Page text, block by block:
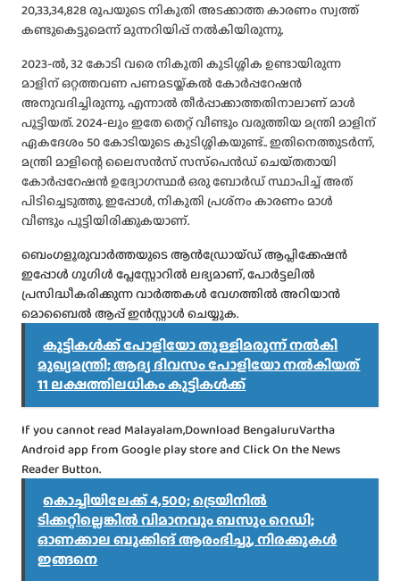
20,33,34,828 രൂപയുടെ നികുതി അടക്കാത്ത കാരണം സ്വത്ത്
കണ്ടുകെട്ടുമെന്ന് മുന്നറിയിപ്പ് നൽകിയിരുന്നു.
2023-ൽ, 32 കോടി വരെ നികുതി കുടിശ്ശിക ഉണ്ടായിരുന്ന
മാളിന് ഒറ്റത്തവണ പണമടയ്ക്കൽ കോർപ്പറേഷൻ
അനുവദിച്ചിരുന്നു. എന്നാൽ തീർപ്പാക്കാത്തതിനാലാണ് മാൾ
പൂട്ടിയത്. 2024-ലും ഇതേ തെറ്റ് വീണ്ടും വരുത്തിയ മന്ത്രി മാളിന്
ഏകദേശം 50 കോടിയുടെ കുടിശ്ശികയുണ്ട്.. ഇതിനെത്തുടർന്ന്,
മന്ത്രി മാളിന്റെ ലൈസൻസ് സസ്‌പെൻഡ് ചെയ്‌തതായി
കോർപ്പറേഷൻ ഉദ്യോഗസ്ഥർ ഒരു ബോർഡ് സ്ഥാപിച്ച് അത്
പിടിച്ചെടുത്തു. ഇപ്പോൾ, നികുതി പ്രശ്‌നം കാരണം മാൾ
വീണ്ടും പൂട്ടിയിരിക്കുകയാണ്.
ബെംഗളൂരുവാർത്തയുടെ ആൻഡ്രോയ്ഡ് ആപ്ലിക്കേഷൻ
ഇപ്പോൾ ഗൂഗിൾ പ്ലേസ്റ്റോറിൽ ലഭ്യമാണ്, പോർട്ടലിൽ
പ്രസിദ്ധീകരിക്കുന്ന വാർത്തകൾ വേഗത്തിൽ അറിയാൻ
മൊബൈൽ ആപ്പ് ഇൻസ്റ്റാൾ ചെയ്യുക.
കുട്ടികൾക്ക് പോളിയോ തുള്ളിമരുന്ന് നൽകി
മുഖ്യമന്ത്രി; ആദ്യ ദിവസം പോളിയോ നൽകിയത്
11 ലക്ഷത്തിലധികം കുട്ടികൾക്ക്
If you cannot read Malayalam,Download BengaluruVartha
Android app from Google play store and Click On the News
Reader Button.
കൊച്ചിയിലേക്ക് 4,500; ട്രെയിനിൽ
ടിക്കറ്റില്ലെങ്കിൽ വിമാനവും ബസും റെഡി;
ഓണക്കാല ബുക്കിങ് ആരംഭിച്ചു, നിരക്കുകൾ
ഇങ്ങനെ